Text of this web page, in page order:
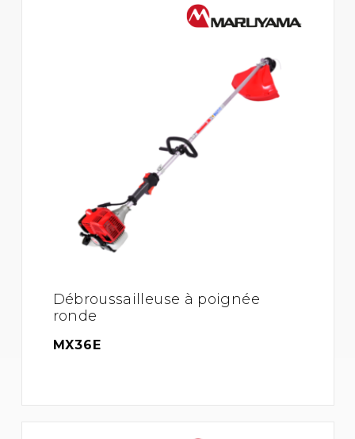
Débroussailleuse à poignée
ronde
MX36E